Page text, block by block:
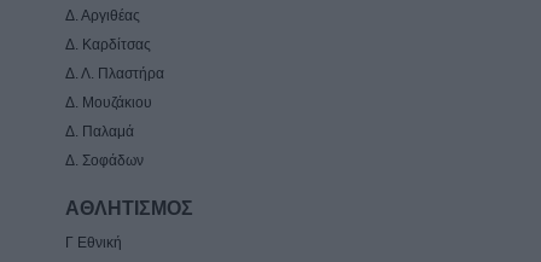
Δ. Αργιθέας
Δ. Καρδίτσας
Δ. Λ. Πλαστήρα
Δ. Μουζάκιου
Δ. Παλαμά
Δ. Σοφάδων
ΑΘΛΗΤΙΣΜΟΣ
Γ Εθνική